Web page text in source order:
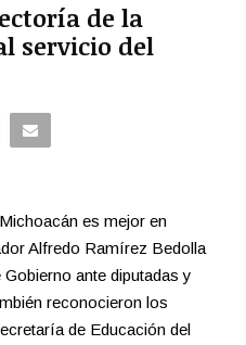
de la
servicio del
es mejor en
Alfredo Ramírez Bedolla
ante diputadas y
reconocieron los
de Educación del